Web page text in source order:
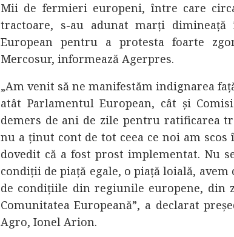
Mii de fermieri europeni, între care
tractoare, s-au adunat marți
European pentru a protesta foarte
Mercosur, informează Agerpres.
„Am venit să ne manifestăm indignarea
atât Parlamentul European, cât și
demers de ani de zile pentru ratificarea
nu a ținut cont de tot ceea ce noi am
dovedit că a fost prost implementat. Nu
condiții de piață egale, o piață loială,
de condițiile din regiunile europene, din
Comunitatea Europeană”, a declarat
Agro, Ionel Arion.